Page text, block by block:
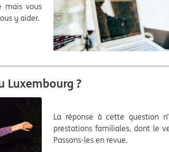
mais vous
y aider.
Luxembourg ?
La réponse à cette question
prestations familiales, dont le
Passons-les en revue.